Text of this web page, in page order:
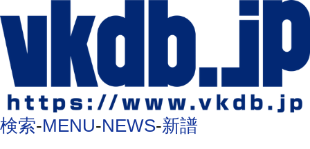
検索-MENU-NEWS-新譜